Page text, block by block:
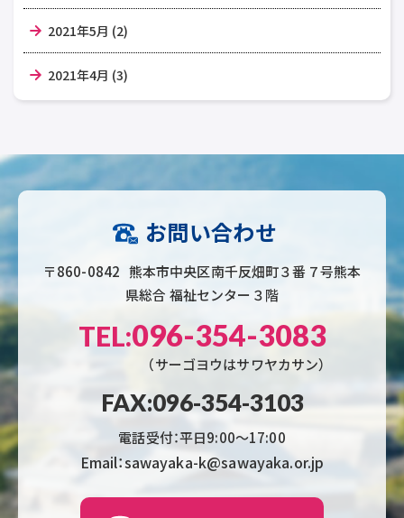
2021年5月 (2)
2021年4月 (3)
お問い合わせ
〒860-0842 熊本市中央区南千反畑町３番７号熊本
県総合 福祉センター３階
TEL:096-354-3083
（サーゴヨウはサワヤカサン）
FAX:096-354-3103
電話受付：平日9:00〜17:00
Email：sawayaka-k@sawayaka.or.jp